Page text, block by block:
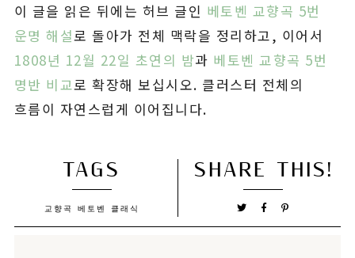
이 글을 읽은 뒤에는 허브 글인 베토벤 교향곡 5번
운명 해설로 돌아가 전체 맥락을 정리하고, 이어서
1808년 12월 22일 초연의 밤과 베토벤 교향곡 5번
명반 비교로 확장해 보십시오. 클러스터 전체의
흐름이 자연스럽게 이어집니다.
SHARE THIS!
TAGS
교향곡 베토벤 클래식